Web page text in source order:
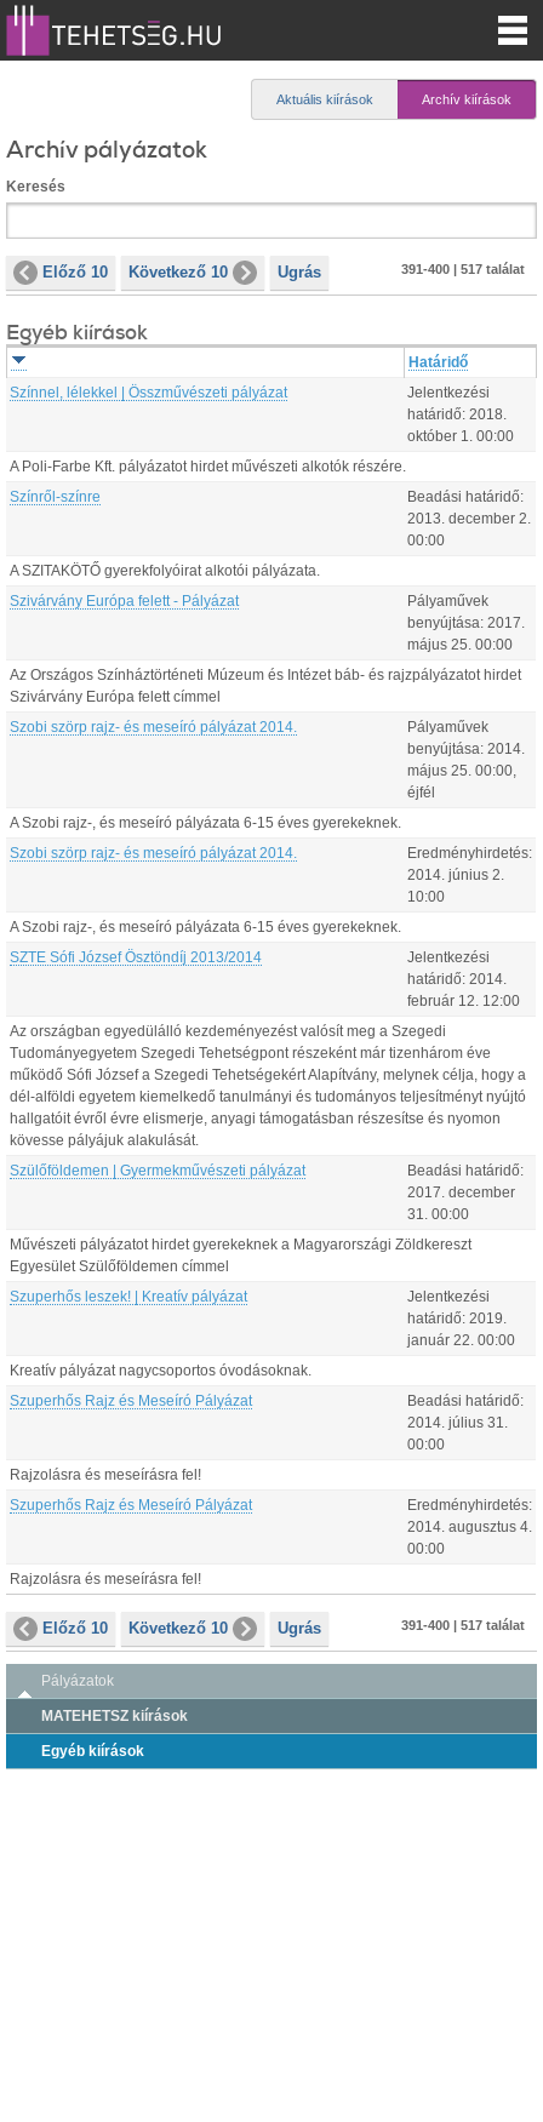
Aktuális kiírások Archív kiírások
Archív pályázatok
Keresés
Előző 10 Következő 10 Ugrás 391-400 | 517 találat
Egyéb kiírások
Határidő
Színnel, lélekkel | Összművészeti pályázat
Jelentkezési
határidő: 2018.
október 1 00:00
A Poli-Farbe Kft. pályázatot hirdet művészeti alkotók részére.
Színről-színre
Beadási határidő:
2013. december 2
00:00
A SZITAKÖTŐ gyerekfolyóirat alkotói pályázata.
Szivárvány Európa felett - Pályázat
Pályaművek
benyújtása: 2017.
május 25 00:00
Az Országos Színháztörténeti Múzeum és Intézet báb- és rajzpályázatot hirdet
Szivárvány Európa felett címmel
Szobi szörp rajz- és meseíró pályázat 2014.
Pályaművek
benyújtása: 2014.
május 25 00:00
éjfél
A Szobi rajz-, és meseíró pályázata 6-15 éves gyerekeknek.
Szobi szörp rajz- és meseíró pályázat 2014.
Eredményhirdetés:
2014. június 2
10:00
A Szobi rajz-, és meseíró pályázata 6-15 éves gyerekeknek.
SZTE Sófi József Ösztöndíj 2013/2014
Jelentkezési
határidő: 2014.
február 12 12:00
Az országban egyedülálló kezdeményezést valósít meg a Szegedi
Tudományegyetem Szegedi Tehetségpont részeként már tizenhárom éve
működő Sófi József a Szegedi Tehetségekért Alapítvány, melynek célja, hogy a
dél-alföldi egyetem kiemelkedő tanulmányi és tudományos teljesítményt nyújtó
hallgatóit évről évre elismerje, anyagi támogatásban részesítse és nyomon
kövesse pályájuk alakulását.
Szülőföldemen | Gyermekművészeti pályázat
Beadási határidő:
2017. december
31
00:00
Művészeti pályázatot hirdet gyerekeknek a Magyarországi Zöldkereszt
Egyesület Szülőföldemen címmel
Szuperhős leszek! | Kreatív pályázat
Jelentkezési
határidő: 2019.
január 22 00:00
Kreatív pályázat nagycsoportos óvodásoknak.
Szuperhős Rajz és Meseíró Pályázat
Beadási határidő:
2014. július 31
00:00
Rajzolásra és meseírásra fel!
Szuperhős Rajz és Meseíró Pályázat
Eredményhirdetés:
2014. augusztus 4
00:00
Rajzolásra és meseírásra fel!
Előző 10 Következő 10 Ugrás 391-400 | 517 találat
Pályázatok
MATEHETSZ kiírások
Egyéb kiírások